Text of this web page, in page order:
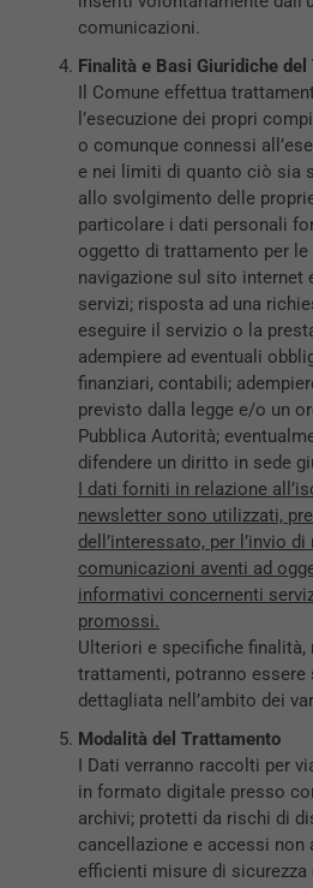
comunicazioni.
Finalità e Basi Giuridiche
Il Comune effettua
l’esecuzione dei propri
o comunque connessi
e nei limiti di quanto ciò sia
allo svolgimento delle
particolare i dati personali
oggetto di trattamento per
navigazione sul sito internet
servizi; risposta ad una
eseguire il servizio o la
adempiere ad eventuali
finanziari, contabili;
previsto dalla legge e/o un
Pubblica Autorità;
difendere un diritto in sede
I dati forniti in relazione
newsletter sono utilizzati,
dell’interessato, per l’invio
comunicazioni aventi ad
informativi concernenti
promossi.
Ulteriori e specifiche finalità,
trattamenti, potranno essere
dettagliata nell’ambito dei
Modalità del Trattamento
I Dati verranno raccolti per
in formato digitale presso
archivi; protetti da rischi di
cancellazione e accessi non
efficienti misure di